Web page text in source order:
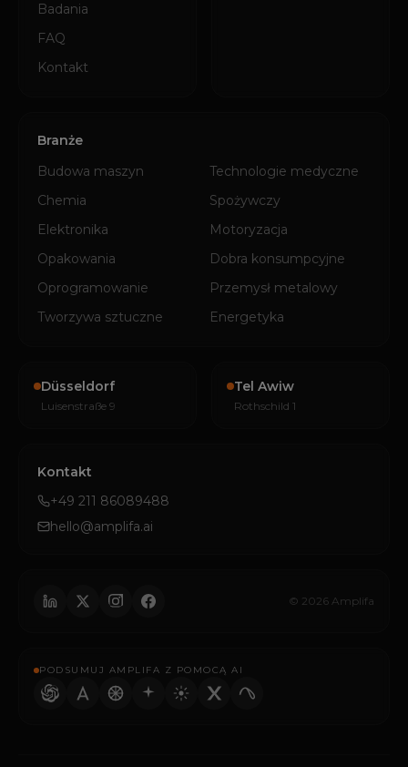
Badania
FAQ
Kontakt
Branże
Budowa maszyn
Technologie medyczne
Chemia
Spożywczy
Elektronika
Motoryzacja
Opakowania
Dobra konsumpcyjne
Oprogramowanie
Przemysł metalowy
Tworzywa sztuczne
Energetyka
Düsseldorf
Luisenstraße 9
Tel Awiw
Rothschild 1
Kontakt
+49 211 86089488
hello@amplifa.ai
© 2026 Amplifa
PODSUMUJ AMPLIFA Z POMOCĄ AI